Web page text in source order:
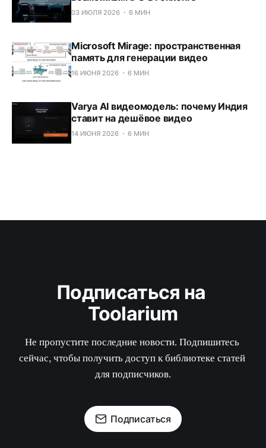
03 ИЮЛЯ 2026 6 МИН
Microsoft Mirage: пространственная
память для генерации видео
16 ИЮНЯ 2026 6 МИН
Varya AI видеомодель: почему Индия
ставит на дешёвое видео
14 ИЮНЯ 2026 6 МИН
Подписаться на
Toolarium
Не пропустите последние новости. Подпишитесь
сейчас, чтобы получить доступ к библиотеке статей
для подписчиков.
Подписаться